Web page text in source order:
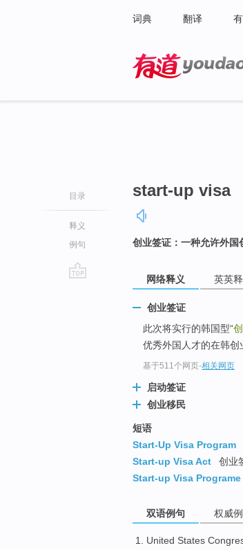
词典 翻译
目录
释义
例句
start-up visa
创业签证：一种允许外国
网络释义 英英
创业签证
此次将实行的韩国型“
优秀外国人才的在韩创
基于511个网页-相关网页
启动签证
创业移民
短语
Start-Up Visa Program
Start-up Visa Act
创业
Start-up Visa Programe
双语例句 权威
United States